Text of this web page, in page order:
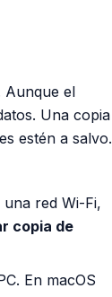
Aunque el
Una copia
estén a salvo.
una red Wi-Fi,
copia de
En macOS